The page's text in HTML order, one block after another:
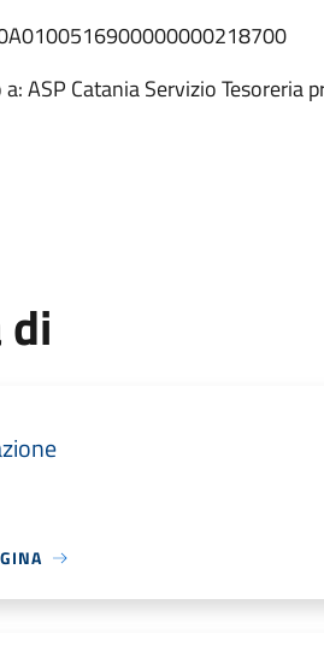
ASP Catania Servizio Tesoreria
di